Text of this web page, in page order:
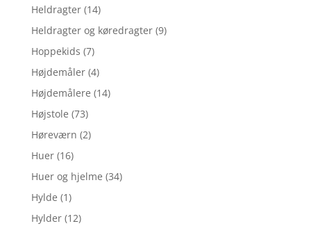
Heldragter (14)
Heldragter og køredragter (9)
Hoppekids (7)
Højdemåler (4)
Højdemålere (14)
Højstole (73)
Høreværn (2)
Huer (16)
Huer og hjelme (34)
Hylde (1)
Hylder (12)